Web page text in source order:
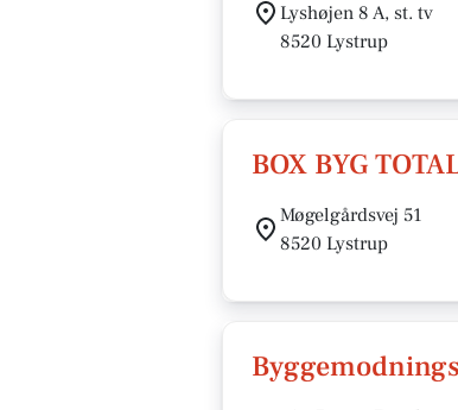
Lyshøjen 8 A, st. tv
8520 Lystrup
BOX BYG
Møgelgårdsvej 51
8520 Lystrup